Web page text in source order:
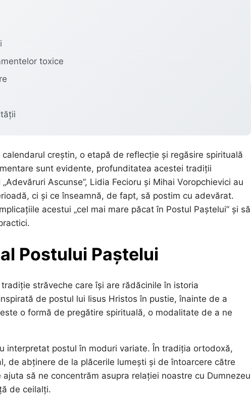
toxice
creștin, o etapă de reflecție și regăsire spirituală
sunt evidente, profunditatea acestei tradiții
Ascunse”, Lidia Fecioru și Mihai Voropchievici au
ci și ce înseamnă, de fapt, să postim cu adevărat.
acestui „cel mai mare păcat în Postul Paștelui” și să
Postului Paștelui
străveche care își are rădăcinile în istoria
de postul lui Iisus Hristos în pustie, înainte de a
o formă de pregătire spirituală, o modalitate de a ne
interpretat postul în moduri variate. În tradiția ortodoxă,
de abținere de la plăcerile lumești și de întoarcere către
să ne concentrăm asupra relației noastre cu Dumnezeu
de ceilalți.